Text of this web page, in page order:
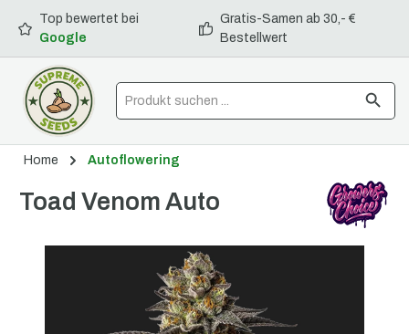
springen
Top bewertet bei
Google
Gratis-Samen ab 30,- €
Bestellwert
Home Autoflowering
Toad Venom Auto
Bildergalerie überspringen